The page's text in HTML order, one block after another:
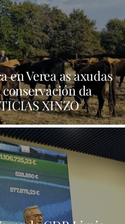
en Verea as axudas
da
XINZO